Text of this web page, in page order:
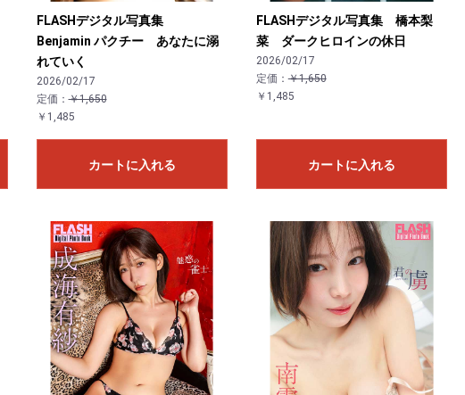
FLASHデジタル写真集
Benjamin パクチー あなたに溺
れていく
2026/02/17
定価：￥1,650
￥1,485
カートに入れる
FLASHデジタル写真集 橋本梨
菜 ダークヒロインの休日
2026/02/17
定価：￥1,650
￥1,485
カートに入れる